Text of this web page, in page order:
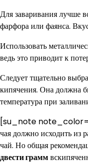
Для заваривания лучше
фарфора или фаянса.
Использовать
ведь это приводит к
Следует тщательно
кипячения. Она должна
температура при
[su_note
чая должно исходить из
чай. Но общая
двести грамм